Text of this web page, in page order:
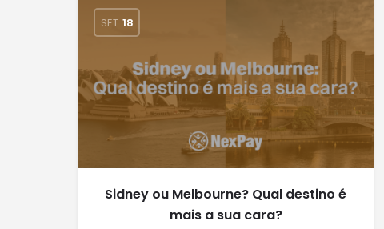
SET 18
Sidney ou Melbourne? Qual destino é
mais a sua cara?